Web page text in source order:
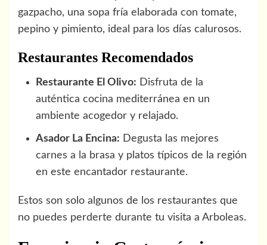
gazpacho, una sopa fría elaborada con tomate,
pepino y pimiento, ideal para los días calurosos.
Restaurantes Recomendados
Restaurante El Olivo: Disfruta de la
auténtica cocina mediterránea en un
ambiente acogedor y relajado.
Asador La Encina: Degusta las mejores
carnes a la brasa y platos típicos de la región
en este encantador restaurante.
Estos son solo algunos de los restaurantes que
no puedes perderte durante tu visita a Arboleas.